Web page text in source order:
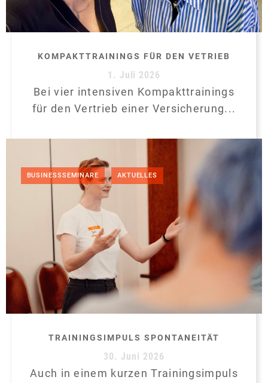
KOMPAKTTRAININGS FÜR DEN VETRIEB
1. Juli 2026
Bei vier intensiven Kompakttrainings
für den Vertrieb einer Versicherung...
BUSINESSSEMINARE , AKTUELLES
TRAININGSIMPULS SPONTANEITÄT
30. Juni 2026
Auch in einem kurzen Trainingsimpuls